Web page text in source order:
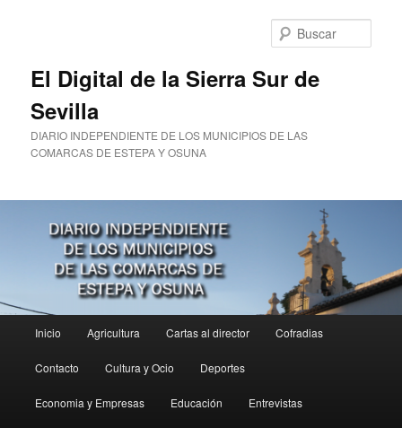
El Digital de la Sierra Sur de
Sevilla
DIARIO INDEPENDIENTE DE LOS MUNICIPIOS DE LAS
COMARCAS DE ESTEPA Y OSUNA
principal
Inicio Agricultura Cartas al director Cofradias
Contacto Cultura y Ocio Deportes
Economia y Empresas Educación Entrevistas